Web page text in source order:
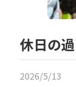
休日の
2026/5/13